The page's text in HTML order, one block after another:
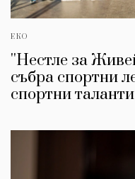
ЕКО
''Нестле за
събра спортни
спортни